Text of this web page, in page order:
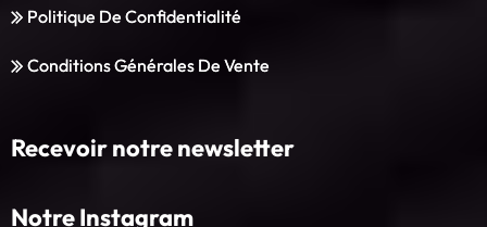
Politique De Confidentialité
Conditions Générales De Vente
Recevoir notre newsletter
Notre Instagram